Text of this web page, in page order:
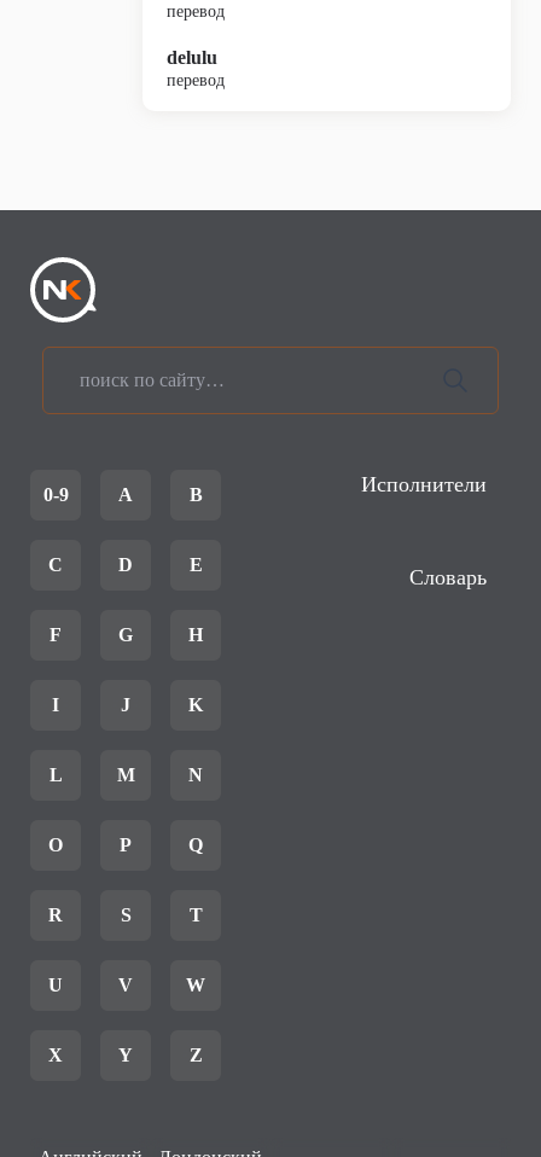
перевод
delulu
перевод
0-9 A B
C D E
F G H
I J K
L M N
O P Q
R S T
U V W
X Y Z
Исполнители
Словарь